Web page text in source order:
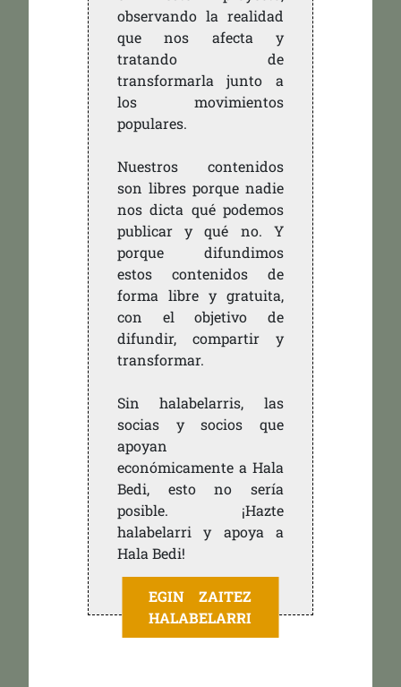
observando la realidad
que nos afecta y
tratando de
transformarla junto a
los movimientos
populares.
Nuestros contenidos
son libres porque nadie
nos dicta qué podemos
publicar y qué no. Y
porque difundimos
estos contenidos de
forma libre y gratuita,
con el objetivo de
difundir, compartir y
transformar.
Sin halabelarris, las
socias y socios que
apoyan
económicamente a Hala
Bedi, esto no sería
posible. ¡Hazte
halabelarri y apoya a
Hala Bedi!
EGIN ZAITEZ
HALABELARRI